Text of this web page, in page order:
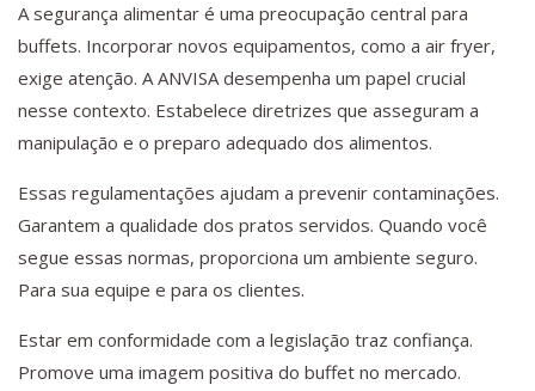
A segurança alimentar é uma preocupação central para
buffets. Incorporar novos equipamentos, como a air fryer,
exige atenção. A ANVISA desempenha um papel crucial
nesse contexto. Estabelece diretrizes que asseguram a
manipulação e o preparo adequado dos alimentos.
Essas regulamentações ajudam a prevenir contaminações.
Garantem a qualidade dos pratos servidos. Quando você
segue essas normas, proporciona um ambiente seguro.
Para sua equipe e para os clientes.
Estar em conformidade com a legislação traz confiança.
Promove uma imagem positiva do buffet no mercado.